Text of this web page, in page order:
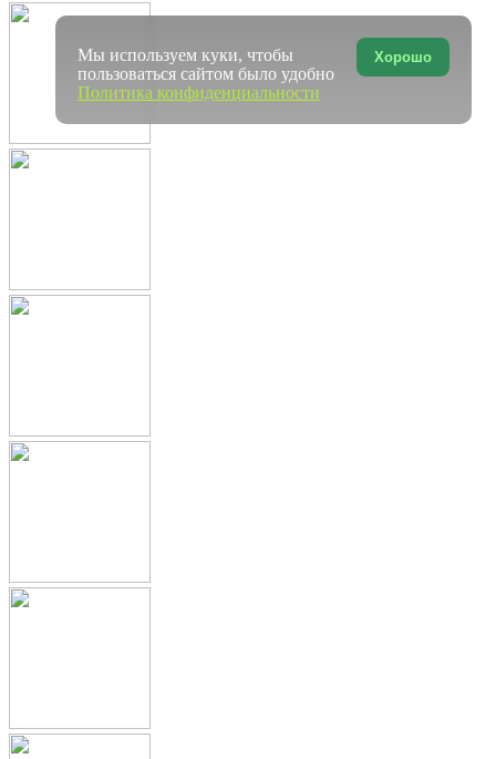
Хорошо
Мы используем куки, чтобы
пользоваться сайтом было удобно
Политика конфиденциальности